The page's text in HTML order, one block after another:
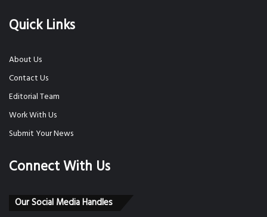
Quick Links
About Us
Contact Us
Editorial Team
Work With Us
Submit Your News
Connect With Us
Our Social Media Handles